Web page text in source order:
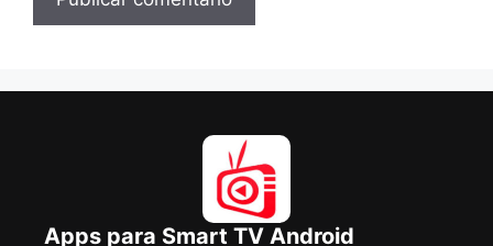
Apps para Smart TV Android